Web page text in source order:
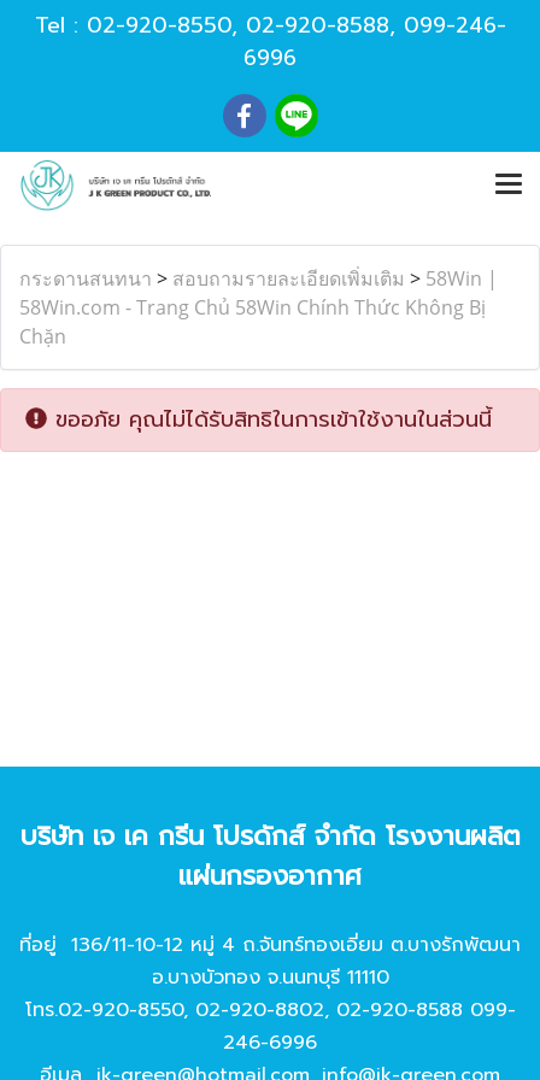
Tel : 02-920-8550, 02-920-8588, 099-246-
6996
กระดานสนทนา > สอบถามรายละเอียดเพิ่มเติม > 58Win |
58Win.com - Trang Chủ 58Win Chính Thức Không Bị
Chặn
ขออภัย คุณไม่ได้รับสิทธิในการเข้าใช้งานในส่วนนี้
บริษัท เจ เค กรีน โปรดักส์ จํากัด โรงงานผลิต
แผ่นกรองอากาศ
ที่อยู่ 136/11-10-12 หมู่ 4 ถ.จันทร์ทองเอี่ยม ต.บางรักพัฒนา
อ.บางบัวทอง จ.นนทบุรี 11110
โทร.02-920-8550, 02-920-8802, 02-920-8588 099-
246-6996